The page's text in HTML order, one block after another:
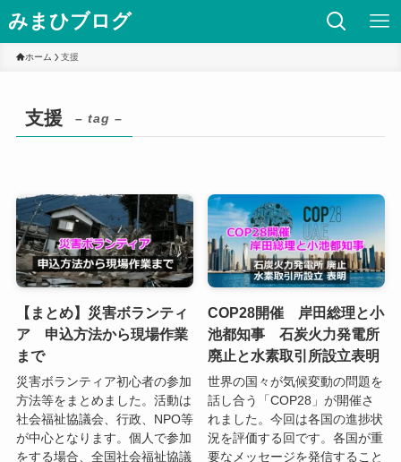
みまひブログ
ホーム 支援
支援 – tag –
【まとめ】災害ボランティ
ア 申込方法から現場作業
まで
災害ボランティア初心者の参加
方法等をまとめました。活動は
社会福祉協議会、行政、NPO等
が中心となります。個人で参加
をする場合、全国社会福祉協議
COP28開催 岸田総理と小
池都知事 石炭火力発電所
廃止と水素取引所設立表明
世界の国々が気候変動の問題を
話し合う「COP28」が開催さ
れました。今回は各国の進捗状
況を評価する回です。各国が重
要なメッセージを発信すること